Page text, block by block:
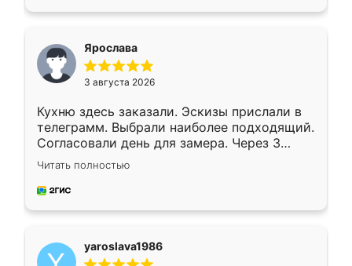
Ярослава
3 августа 2026
Кухню здесь заказали. Эскизы прислали в
телеграмм. Выбрали наиболее подходящий.
Согласовали день для замера. Через 3
недели кухня была уже готова. Остались
довольны работой. Спасибо Ренессанс
мебель за качественную работу!
Читать полностью
yaroslava1986